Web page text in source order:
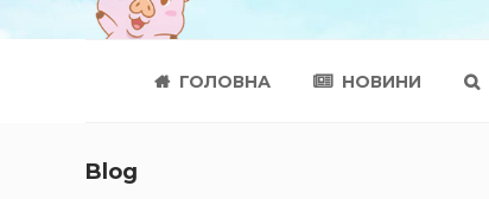
ГОЛОВНА НОВИНИ
Blog